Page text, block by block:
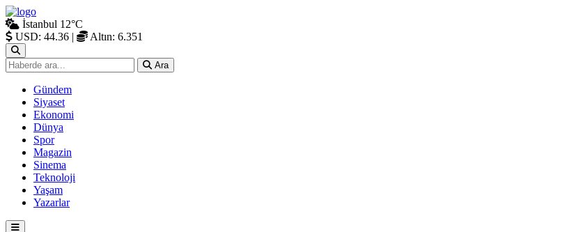
İstanbul 12°C
USD: 44.36 | Altın: 6.351
Ara
Gündem
Siyaset
Ekonomi
Dünya
Spor
Magazin
Sinema
Teknoloji
Yaşam
Yazarlar